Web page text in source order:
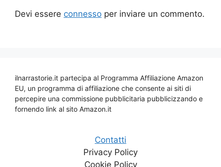
Devi essere connesso per inviare un commento.
ilnarrastorie.it partecipa al Programma Affiliazione Amazon
EU, un programma di affiliazione che consente ai siti di
percepire una commissione pubblicitaria pubblicizzando e
fornendo link al sito Amazon.it
Contatti
Privacy Policy
Cookie Policy